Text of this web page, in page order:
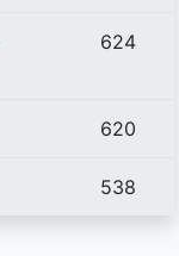
624
620
538